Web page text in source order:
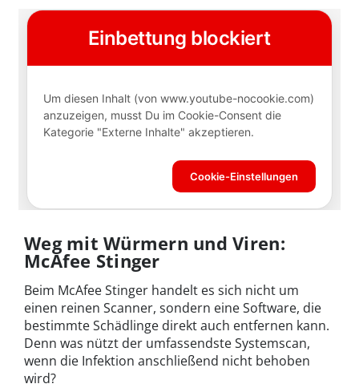
Weg mit Würmern und Viren:
McAfee Stinger
Beim McAfee Stinger handelt es sich nicht um
einen reinen Scanner, sondern eine Software, die
bestimmte Schädlinge direkt auch entfernen kann.
Denn was nützt der umfassendste Systemscan,
wenn die Infektion anschließend nicht behoben
wird?